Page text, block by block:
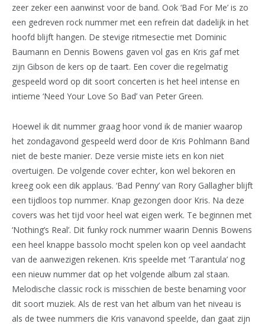
zeer zeker een aanwinst voor de band. Ook ‘Bad For Me’ is zo
een gedreven rock nummer met een refrein dat dadelijk in het
hoofd blijft hangen. De stevige ritmesectie met Dominic
Baumann en Dennis Bowens gaven vol gas en Kris gaf met
zijn Gibson de kers op de taart. Een cover die regelmatig
gespeeld word op dit soort concerten is het heel intense en
intieme ‘Need Your Love So Bad’ van Peter Green.
Hoewel ik dit nummer graag hoor vond ik de manier waarop
het zondagavond gespeeld werd door de Kris Pohlmann Band
niet de beste manier. Deze versie miste iets en kon niet
overtuigen. De volgende cover echter, kon wel bekoren en
kreeg ook een dik applaus. ‘Bad Penny’ van Rory Gallagher blijft
een tijdloos top nummer. Knap gezongen door Kris. Na deze
covers was het tijd voor heel wat eigen werk. Te beginnen met
‘Nothing’s Real’. Dit funky rock nummer waarin Dennis Bowens
een heel knappe bassolo mocht spelen kon op veel aandacht
van de aanwezigen rekenen. Kris speelde met ‘Tarantula’ nog
een nieuw nummer dat op het volgende album zal staan.
Melodische classic rock is misschien de beste benaming voor
dit soort muziek. Als de rest van het album van het niveau is
als de twee nummers die Kris vanavond speelde, dan gaat zijn